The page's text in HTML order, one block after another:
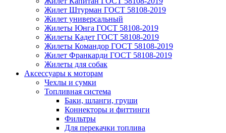
Жилет Штурман ГОСТ 58108-2019
Жилет универсальный
Жилеты Юнга ГОСТ 58108-2019
Жилеты Кадет ГОСТ 58108-2019
Жилеты Командор ГОСТ 58108-2019
Жилет Франкарди ГОСТ 58108-2019
Жилеты для собак
Аксессуары к моторам
Чехлы и сумки
Топливная система
Баки, шланги, груши
Коннекторы и фиттинги
Фильтры
Для перекачки топлива